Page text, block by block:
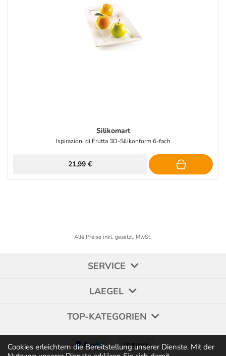
Cookies erleichtern die Bereitstellung unserer Dienste. Mit der
Silikomart
Ispirazioni di Frutta 3D-Silikonform 6-fach
21,99 €
Alle Preise inkl. gesetzl. MwSt.
SERVICE
LAEGEL
TOP-KATEGORIEN